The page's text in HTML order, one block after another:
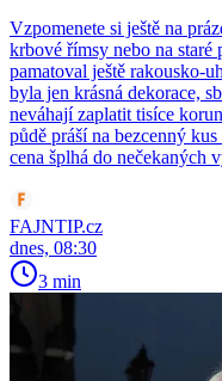
Vzpomenete si ještě na
krbové římsy nebo na
pamatoval ještě rakousko-
byla jen krásná dekorace,
neváhají zaplatit tisíce
půdě práší na bezcenný
cena šplhá do nečekaných
FAJNTIP.cz
dnes, 08:30
3 min